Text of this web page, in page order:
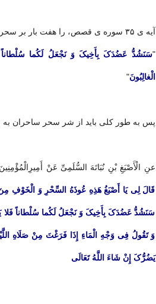
آیه ی ۳۵ سوره ی قصص، را هفت بار بر سحر شده بخوانند:
"سَنَشُدُّ عَضُدَکَ بِأَخِیکَ وَ نَجْعَلُ لَکُما سُلْطاناً
الْغالِبُونَ"
پس به طور کلی باید از شر سحر ساحران به
عنِ الْأَصْبَغِ بْنِ نُبَاتَهَ السُّلَمِیِّ عَنْ
قَالَ لِی یَا أَصْبَغُ هَذِهِ عُوذَهُ السِّحْرِ وَ الْخَوْفِ
سَنَشُدُّ عَضُدَکَ‏ بِأَخِیکَ‏ وَ نَجْعَلُ لَکُما سُلْطاناً فَلا
وَ تَقُولُ فِی وَجْهِ الْمَاءِ إِذَا فَرَغْتَ مِنْ صَلَاهِ
یَضُرُّکَ إِنْ شَاءَ اللَّهُ تَعَالَى‏